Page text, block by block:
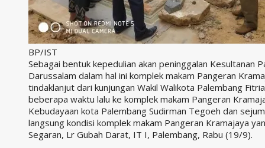
BP/IST
Sebagai bentuk kepedulian akan peninggalan Kesultanan
Darussalam dalam hal ini komplek makam Pangeran
tindaklanjut dari kunjungan Wakil Walikota Palembang
beberapa waktu lalu ke komplek makam Pangeran
Kebudayaan kota Palembang Sudirman Tegoeh dan
langsung kondisi komplek makam Pangeran Kramajaya
Segaran, Lr Gubah Darat, IT I, Palembang, Rabu (19/9).